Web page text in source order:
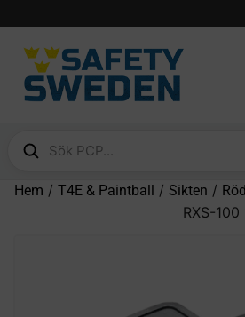
Hem / T4E & Paintball / Sikten /
RXS-